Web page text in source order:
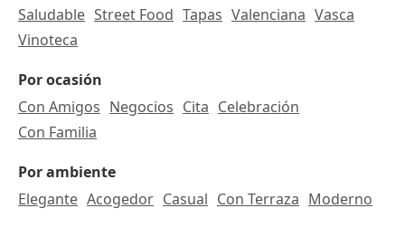
Saludable Street Food Tapas Valenciana Vasca
Vinoteca
Por ocasión
Con Amigos Negocios Cita Celebración
Con Familia
Por ambiente
Elegante Acogedor Casual Con Terraza Moderno